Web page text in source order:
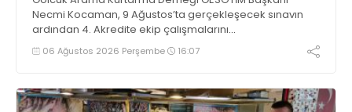
Necmi Kocaman, 9 Ağustos’ta gerçekleşecek sınavın
ardından 4. Akredite ekip çalışmalarını
tamamlayacaklarını ifade ederek açıklamalarda
bulundu. Kocaman, “Gölcük’te ve Kocaeli genelinde ses
06 Ağustos 2026 Perşembe 16:07